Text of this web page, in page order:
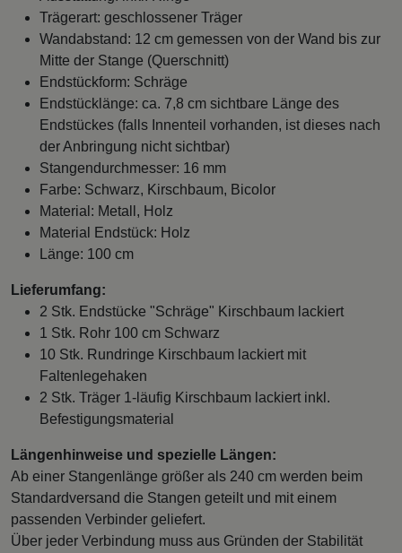
Trägerart: geschlossener Träger
Wandabstand: 12 cm gemessen von der Wand bis zur
Mitte der Stange (Querschnitt)
Endstückform: Schräge
Endstücklänge: ca. 7,8 cm sichtbare Länge des
Endstückes (falls Innenteil vorhanden, ist dieses nach
der Anbringung nicht sichtbar)
Stangendurchmesser: 16 mm
Farbe: Schwarz, Kirschbaum, Bicolor
Material: Metall, Holz
Material Endstück: Holz
Länge: 100 cm
Lieferumfang:
2 Stk. Endstücke "Schräge" Kirschbaum lackiert
1 Stk. Rohr 100 cm Schwarz
10 Stk. Rundringe Kirschbaum lackiert mit
Faltenlegehaken
2 Stk. Träger 1-läufig Kirschbaum lackiert inkl.
Befestigungsmaterial
Längenhinweise und spezielle Längen:
Ab einer Stangenlänge größer als 240 cm werden beim
Standardversand die Stangen geteilt und mit einem
passenden Verbinder geliefert.
Über jeder Verbindung muss aus Gründen der Stabilität